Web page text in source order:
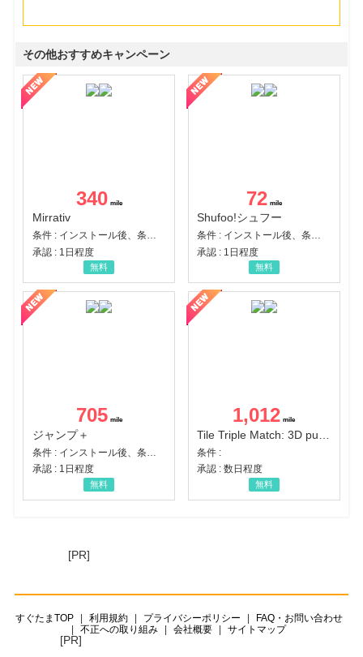
その他おすすめキャンペーン
340
Mirrativ
条件 : インストール後、条件達成
承認 : 1日程度
無料
72
Shufoo!シュフー
条件 : インストール後、条件達成
承認 : 1日程度
無料
705
ジャンプ＋
承認 : 1日程度
無料
1,012
条件 :
承認 : 数日程度
無料
[PR]
すぐたまTOP 利用規約 プライバシーポリシー
FAQ・お問い合わせ
不正への取り組み
会社概要 サイトマップ
[PR]